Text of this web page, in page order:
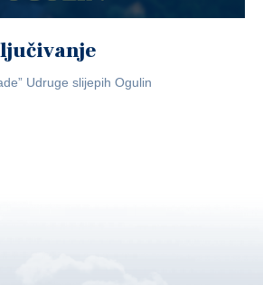
Udruge slijepih Ogulin